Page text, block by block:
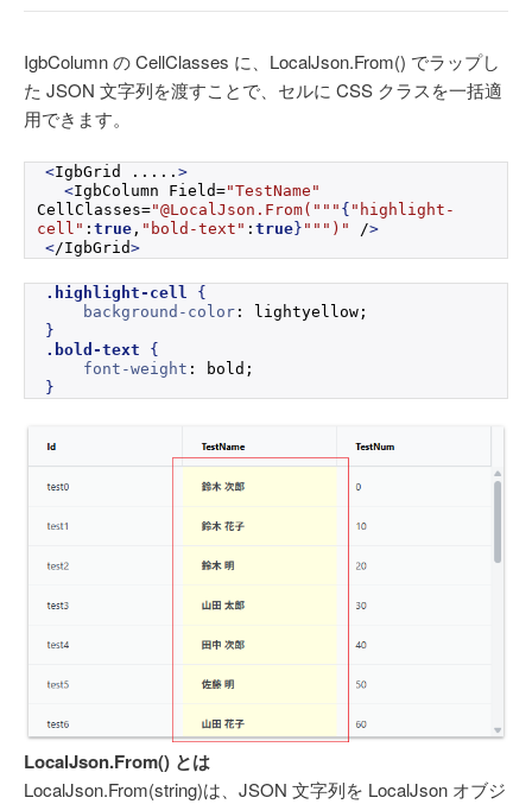
IgbColumn の CellClasses に、LocalJson.From() でラップし
た JSON 文字列を渡すことで、セルに CSS クラスを一括適
用できます。
<IgbGrid ..... >
<IgbColumn Field="TestName"
CellClasses="@LocalJson.From(" "" { "highlight-
cell" : true , "bold-text" : true} "" ")" />
</IgbGrid>
.highlight-cell
{
background-color : lightyellow;
}
.bold-text
{
font-weight : bold;
}
LocalJson.From() とは
LocalJson.From(string)は、JSON 文字列を LocalJson オブジ